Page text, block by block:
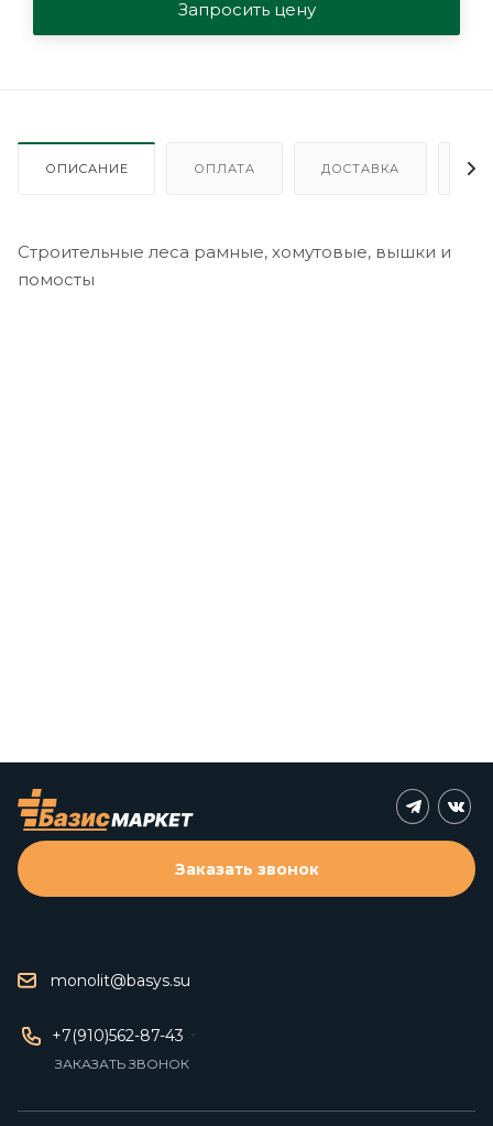
Запросить цену
ОПИСАНИЕ ОПЛАТА ДОСТАВКА
Строительные леса рамные, хомутовые, вышки и
помосты
monolit@basys.su
+7(910)562-87-43
ЗАКАЗАТЬ ЗВОНОК
Заказать звонок